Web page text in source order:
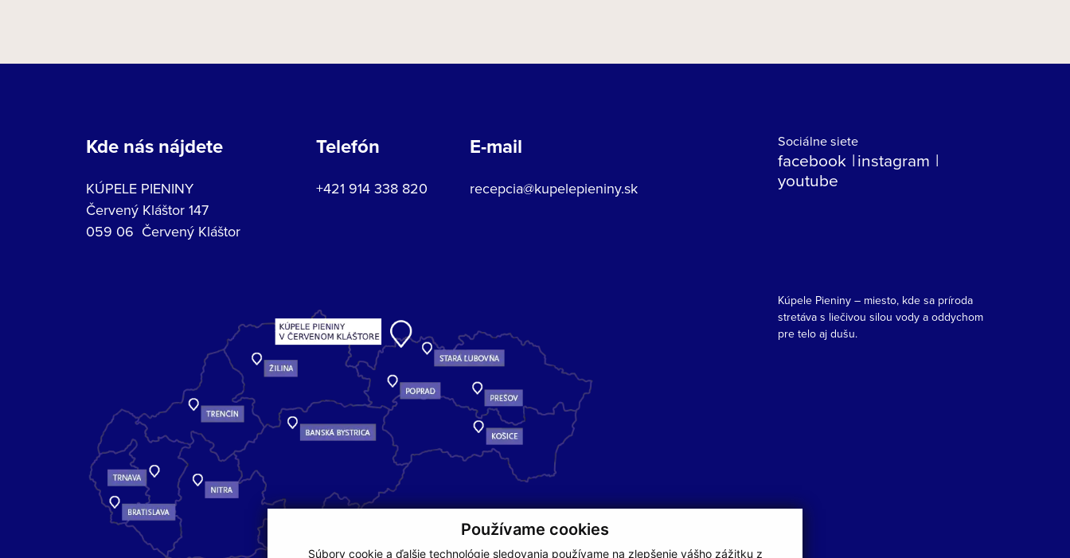
Používame cookies
Súbory cookie a ďalšie technológie sledovania používame na zlepšenie vášho zážitku z
Kde nás nájdete
KÚPELE PIENINY
Červený Kláštor 147
059 06 Červený Kláštor
Telefón
+421 914 338 820
E-mail
recepcia@kupelepieniny.sk
Sociálne siete
facebook instagram
youtube
Kúpele Pieniny – miesto, kde sa príroda
stretáva s liečivou silou vody a oddychom
pre telo aj dušu.